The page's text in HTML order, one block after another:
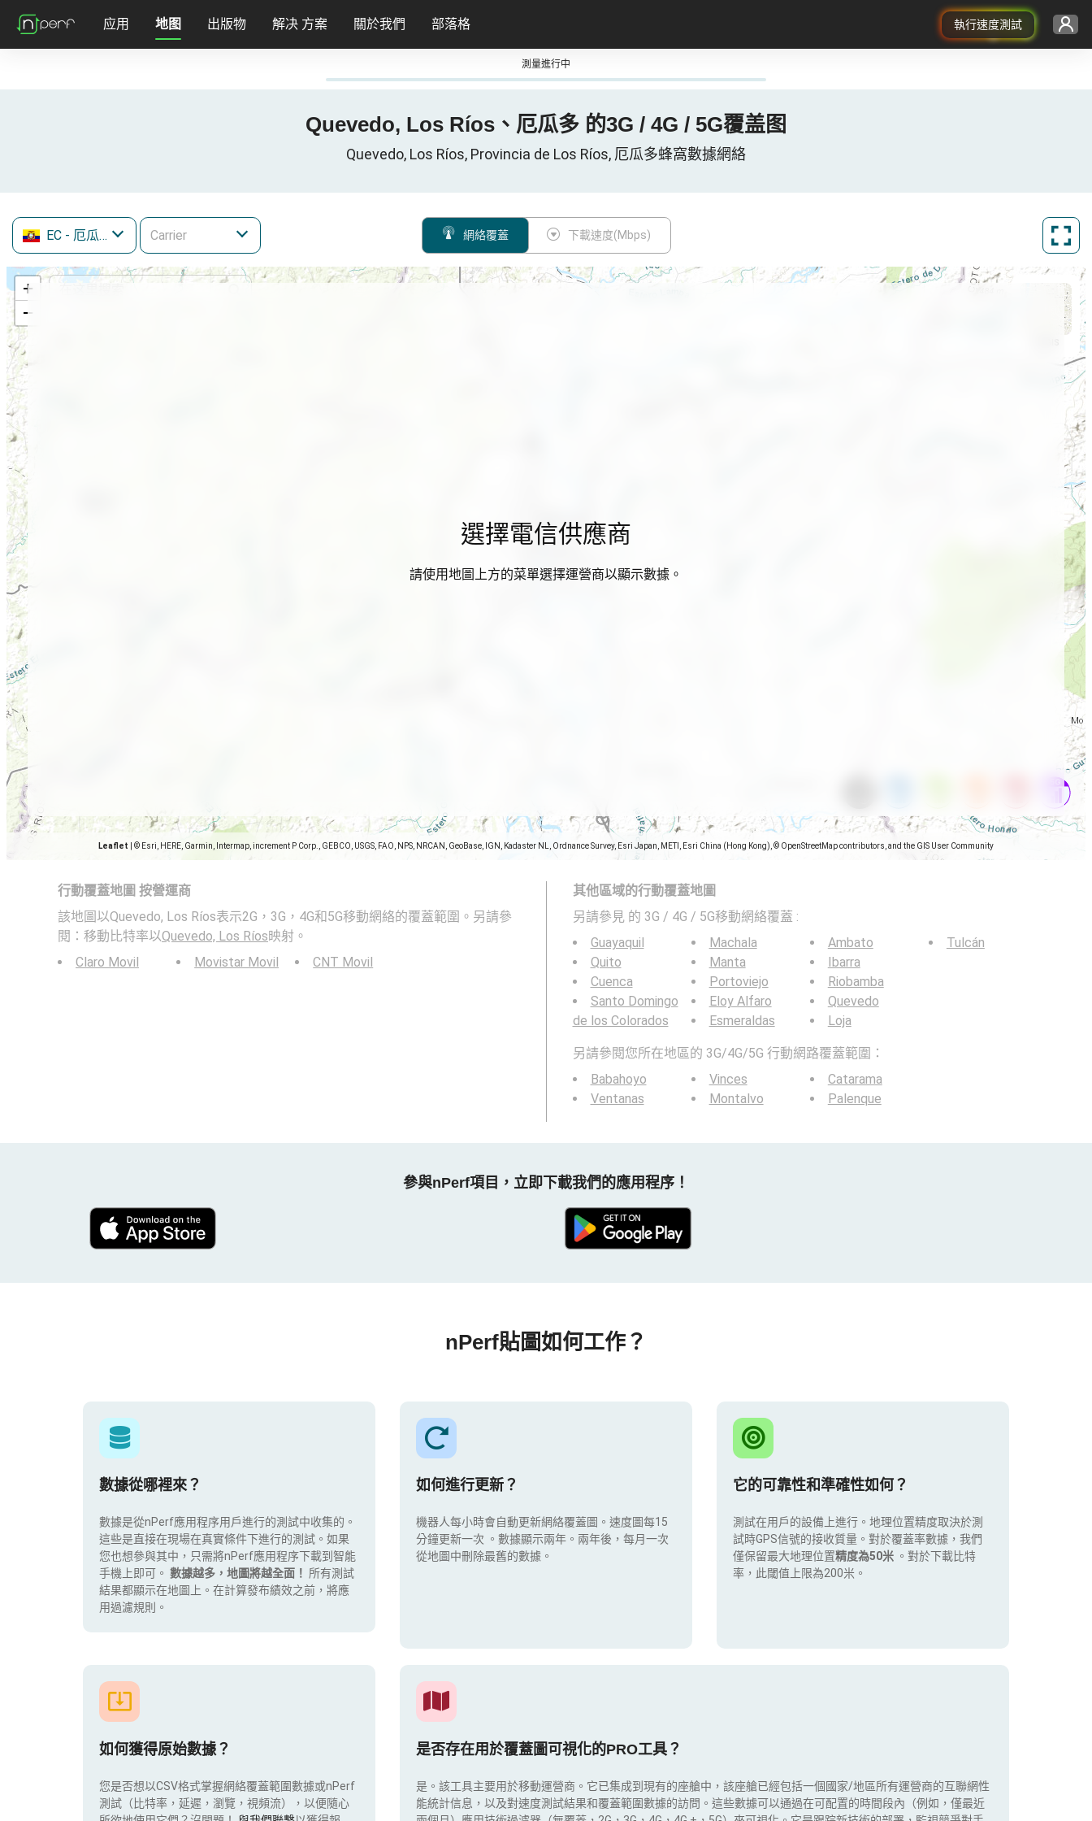
執行速度測試
应用 地图 出版物 解决 方案 關於我們 部落格
測量進行中
Quevedo, Los Ríos、厄瓜多 的3G / 4G / 5G覆盖图
Quevedo, Los Ríos, Provincia de Los Ríos, 厄瓜多蜂窩數據網絡
EC - 厄瓜多 網絡覆蓋 下載速度(Mbps)
+
−
Leaflet © Esri, HERE, Garmin, Intermap, increment P Corp., GEBCO, USGS, FAO, NPS, NRCAN, GeoBase, IGN, Kadaster NL, Ordnance Survey, Esri Japan, METI, Esri China (Hong Kong), © OpenStreetMap contributors, and the GIS User Community
選擇電信供應商
請使用地圖上方的菜單選擇運營商以顯示數據。
行動覆蓋地圖 按營運商
該地圖以Quevedo, Los Ríos表示2G，3G，4G和5G移動網絡的覆蓋範圍。另請參
閱：移動比特率以Quevedo, Los Ríos映射。
Claro Movil
Movistar Movil CNT Movil
其他區域的行動覆蓋地圖
另請參見 的 3G / 4G / 5G移動網絡覆蓋 :
Guayaquil
Quito
Cuenca
Santo Domingo
de los Colorados
Machala
Manta
Portoviejo
Eloy Alfaro
Esmeraldas
Ambato
Ibarra
Riobamba
Quevedo
Loja
Tulcán
另請參閱您所在地區的 3G/4G/5G 行動網路覆蓋範圍：
Babahoyo
Ventanas
Vinces
Montalvo
Catarama
Palenque
參與nPerf項目，立即下載我們的應用程序！
nPerf貼圖如何工作？
數據從哪裡來？
數據是從nPerf應用程序用戶進行的測試中收集的。
這些是直接在現場在真實條件下進行的測試。如果
您也想參與其中，只需將nPerf應用程序下載到智能
手機上即可。 數據越多，地圖將越全面！ 所有測試
結果都顯示在地圖上。在計算發布績效之前，將應
用過濾規則。
如何進行更新？
機器人每小時會自動更新網絡覆蓋圖。速度圖每15
分鐘更新一次 。數據顯示兩年。兩年後，每月一次
從地圖中刪除最舊的數據。
它的可靠性和準確性如何？
測試在用戶的設備上進行。地理位置精度取決於測
試時GPS信號的接收質量。對於覆蓋率數據，我們
僅保留最大地理位置精度為50米 。對於下載比特
率，此閾值上限為200米。
如何獲得原始數據？
您是否想以CSV格式掌握網絡覆蓋範圍數據或nPerf
測試（比特率，延遲，瀏覽，視頻流），以便隨心
是否存在用於覆蓋圖可視化的PRO工具？
是。該工具主要用於移動運營商。它已集成到現有的座艙中，該座艙已經包括一個國家/地區所有運營商的互聯網性
能統計信息，以及對速度測試結果和覆蓋範圍數據的訪問。這些數據可以通過在可配置的時間段內（例如，僅最近